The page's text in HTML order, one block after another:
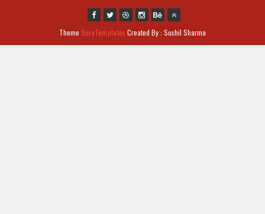
Theme SoraTemplates Created By : Sushil Sharma